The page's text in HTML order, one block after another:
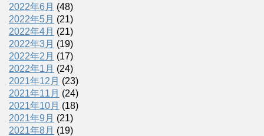
2022年6月 (48)
2022年5月 (21)
2022年4月 (21)
2022年3月 (19)
2022年2月 (17)
2022年1月 (24)
2021年12月 (23)
2021年11月 (24)
2021年10月 (18)
2021年9月 (21)
2021年8月 (19)